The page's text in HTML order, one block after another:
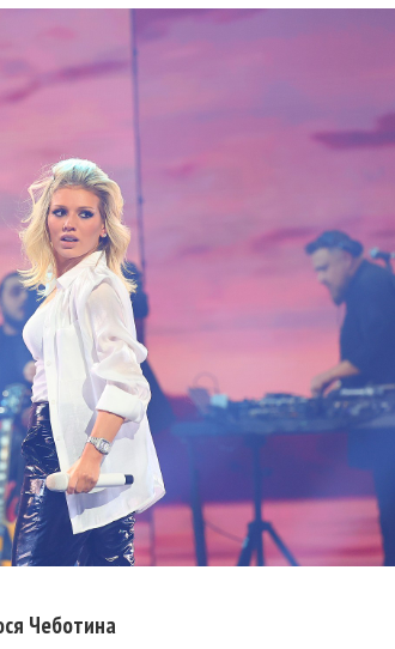
Чеботина